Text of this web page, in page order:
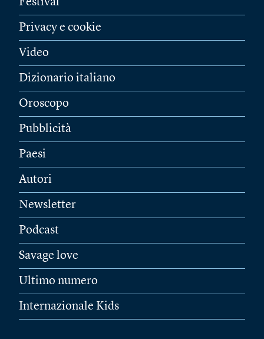
Festival
Privacy e cookie
Video
Dizionario italiano
Oroscopo
Pubblicità
Paesi
Autori
Newsletter
Podcast
Savage love
Ultimo numero
Internazionale Kids